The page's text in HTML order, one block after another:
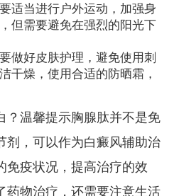
适当进行户外运动，加强身
但需要避免在强烈的阳光下
做好皮肤护理，避免使用刺
干燥，使用合适的防晒霜，
？温馨提示胸腺肽并不是免
剂，可以作为白癜风辅助治
免疫状况，提高治疗的效
药物治疗，还需要注意生活